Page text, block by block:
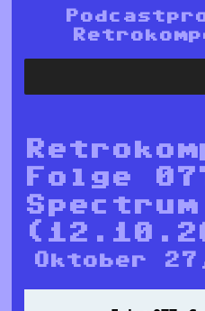
Folge
Spectrum
Oktober